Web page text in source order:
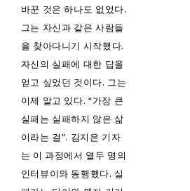
바꾼 것은 하나도 없었다.
그는 자신과 같은 사람들
을 찾아다니기 시작했다.
자신의 실패에 대한 답을
얻고 싶었던 것이다. 그는
이제 알고 있다. “가장 큰
실패는 실패하지 않은 삶
이라는 걸”. 김지은 기자
는 이 과정에서 열두 명의
인터뷰이와 동행했다. 실